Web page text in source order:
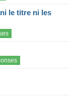
le titre ni les